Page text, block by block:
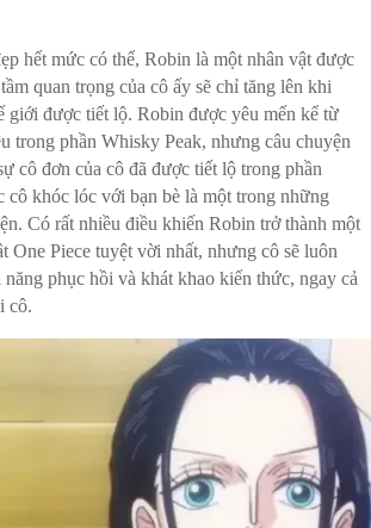
hết mức có thể, Robin là một nhân vật được
quan trọng của cô ấy sẽ chỉ tăng lên khi
giới được tiết lộ. Robin được yêu mến kể từ
trong phần Whisky Peak, nhưng câu chuyện
cô đơn của cô đã được tiết lộ trong phần
cô khóc lóc với bạn bè là một trong những
Có rất nhiều điều khiến Robin trở thành một
One Piece tuyệt vời nhất, nhưng cô sẽ luôn
phục hồi và khát khao kiến ​​thức, ngay cả
cô.